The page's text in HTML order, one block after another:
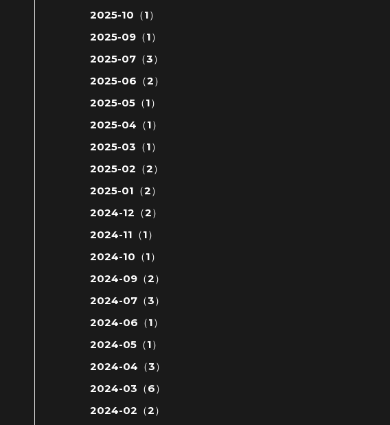
2025-10（1）
2025-09（1）
2025-07（3）
2025-06（2）
2025-05（1）
2025-04（1）
2025-03（1）
2025-02（2）
2025-01（2）
2024-12（2）
2024-11（1）
2024-10（1）
2024-09（2）
2024-07（3）
2024-06（1）
2024-05（1）
2024-04（3）
2024-03（6）
2024-02（2）